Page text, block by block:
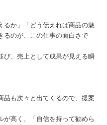
るか」「どう伝えれば商品の魅
るのが、この仕事の面白さで
び、売上として成果が見える瞬
品も次々と出てくるので、提案
が高く、「自信を持って勧めら